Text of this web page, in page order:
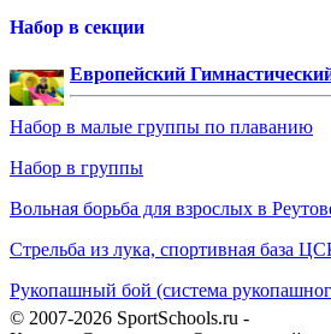
Набор в секции
Европейский
Набор в малые группы по плаванию
Набор в группы
Вольная борьба для взрослых в
Стрельба из лука, спортивная база
Рукопашный бой (система
© 2007-2026 SportSchools.ru -